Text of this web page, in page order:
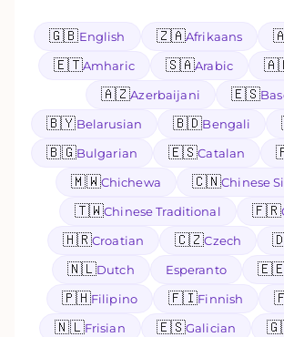
🇬🇧English 🇿🇦Afrikaans
🇪🇹Amharic 🇸🇦Arabic
🇦🇿Azerbaijani 🇪🇸
🇧🇾Belarusian 🇧🇩Bengali
🇧🇬Bulgarian 🇪🇸Catalan
🇲🇼Chichewa 🇨🇳Chinese
🇹🇼Chinese Traditional 🇫🇷
🇭🇷Croatian 🇨🇿Czech
🇳🇱Dutch Esperanto
🇵🇭Filipino 🇫🇮Finnish
🇳🇱Frisian 🇪🇸Galician